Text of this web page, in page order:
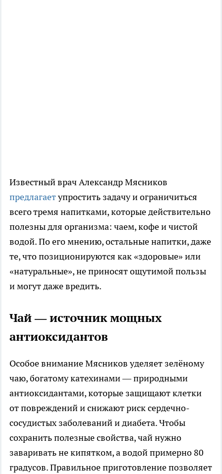
Известный врач Александр Мясников
предлагаетупростить задачу и ограничиться
всего тремя напитками, которые действительно
полезны для организма: чаем, кофе и чистой
водой. По его мнению, остальные напитки, даже
те, что позиционируются как «здоровые» или
«натуральные», не приносят ощутимой пользы
и могут даже вредить.
Чай — источник мощных
антиоксидантов
Особое внимание Мясников уделяет зелёному
чаю, богатому катехинами — природными
антиоксидантами, которые защищают клетки
от повреждений и снижают риск сердечно-
сосудистых заболеваний и диабета. Чтобы
сохранить полезные свойства, чай нужно
заваривать не кипятком, а водой примерно 80
градусов. Правильное приготовление позволяет